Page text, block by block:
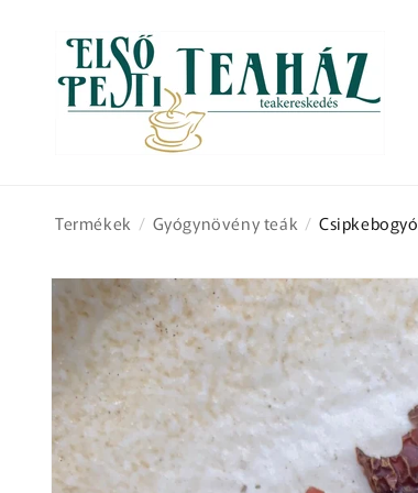
tartalomhoz
Termékek / Gyógynövény teák / Csipkebogyó
Kihagyás, és
ugrás a
termékadatokra